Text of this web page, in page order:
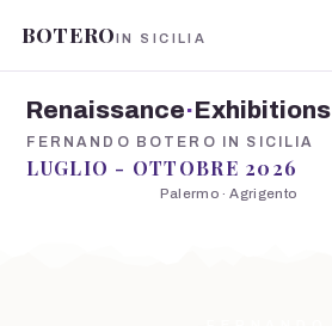
BOTEROIN SICILIA
Renaissance·Exhibitions
FERNANDO BOTERO IN SICILIA
LUGLIO - OTTOBRE 2026
Palermo · Agrigento